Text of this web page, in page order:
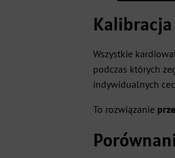
Wszystkie
podczas których
indywidualnych
To rozwiązanie